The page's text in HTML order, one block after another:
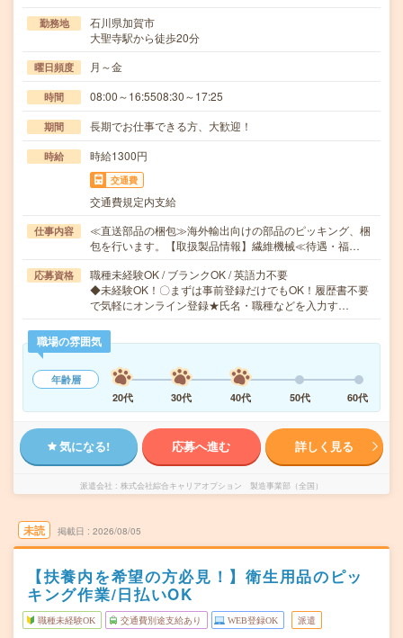
勤務地
石川県加賀市
大聖寺駅から徒歩20分
曜日頻度 月～金
時間 08:00～16:5508:30～17:25
期間 長期でお仕事できる方、大歓迎！
時給 時給1300円
交通費
交通費規定内支給
仕事内容
≪直送部品の梱包≫海外輸出向けの部品のピッキング、梱
包を行います。【取扱製品情報】繊維機械≪待遇・福…
応募資格
職種未経験OK / ブランクOK / 英語力不要
◆未経験OK！〇まずは事前登録だけでもOK！履歴書不要
で気軽にオンライン登録★氏名・職種などを入力す…
職場の雰囲気
年齢層
20代
30代 40代 50代 60代
気になる! 応募へ進む 詳しく見る
派遣会社 株式会社綜合キャリアオプション 製造事業部（全国）
未読 掲載日 2026/08/05
【扶養内を希望の方必見！】衛生用品のピッ
キング作業/日払いOK
職種未経験OK 交通費別途支給あり WEB登録OK 派遣